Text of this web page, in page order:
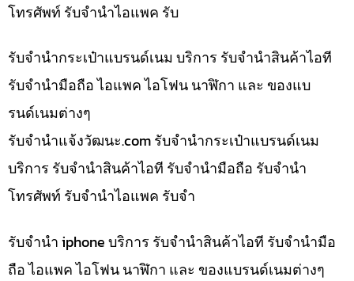
โทรศัพท์ รับจำนำไอแพค รับ
รับจำนำกระเป๋าแบรนด์เนม บริการ รับจำนำสินค้าไอที
รับจำนำมือถือ ไอแพค ไอโฟน นาฬิกา และ ของแบ
รนด์เนมต่างๆ
รับจํานําแจ้งวัฒนะ.com รับจำนำกระเป๋าแบรนด์เนม
บริการ รับจำนำสินค้าไอที รับจำนำมือถือ รับจำนำ
โทรศัพท์ รับจำนำไอแพค รับจำ
รับจำนำ iphone บริการ รับจำนำสินค้าไอที รับจำนำมือ
ถือ ไอแพค ไอโฟน นาฬิกา และ ของแบรนด์เนมต่างๆ